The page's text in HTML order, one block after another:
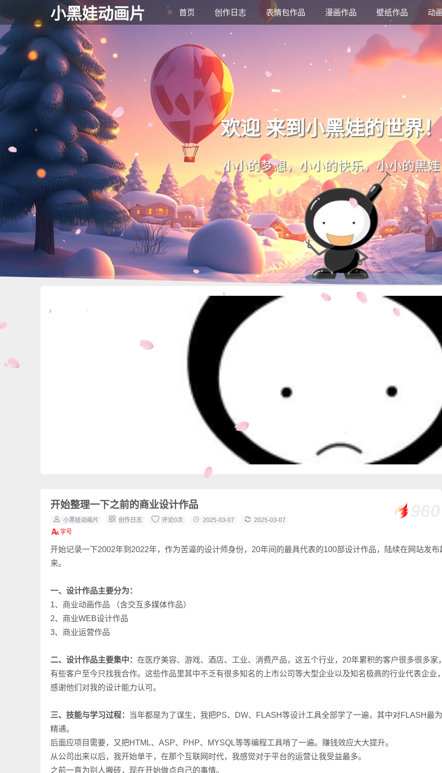
小黑娃动画片 首页 创作日志 表情包作品 漫画作品 壁纸作品 动
欢迎 来到小黑娃的世界
小小的梦想，小小的快乐，小小的黑娃
开始整理一下之前的商业设计作品
小黑娃动画片 创作日志 评论0次 2025-03-07 2025-03-07
开始记录一下2002年到2022年，作为苦逼的设计师身份，20年间的最具代表的100部设计作品，陆续在网站发布
来。
一、设计作品主要分为：
1、商业动画作品 （含交互多媒体作品）
2、商业WEB设计作品
3、商业运营作品
二、设计作品主要集中： 在医疗美容、游戏、酒店、工业、消费产品，这五个行业，20年累积的客户很多很多家
有些客户至今只找我合作。这些作品里其中不乏有很多知名的上市公司等大型企业以及知名极高的行业代表企业
感谢他们对我的设计能力认可。
三、技能与学习过程：
当年都是为了谋生，我把PS、DW、FLASH等设计工具全部学了一遍，其中对FLASH最为
精通。
后面应项目需要，又把HTML、ASP、PHP、MYSQL等等编程工具啃了一遍。赚钱效应大大提升。
从公司出来以后，我开始单干，在那个互联网时代，我感觉对于平台的运营让我受益最多。
之前一直为别人搬砖，现在开始做点自己的事情。